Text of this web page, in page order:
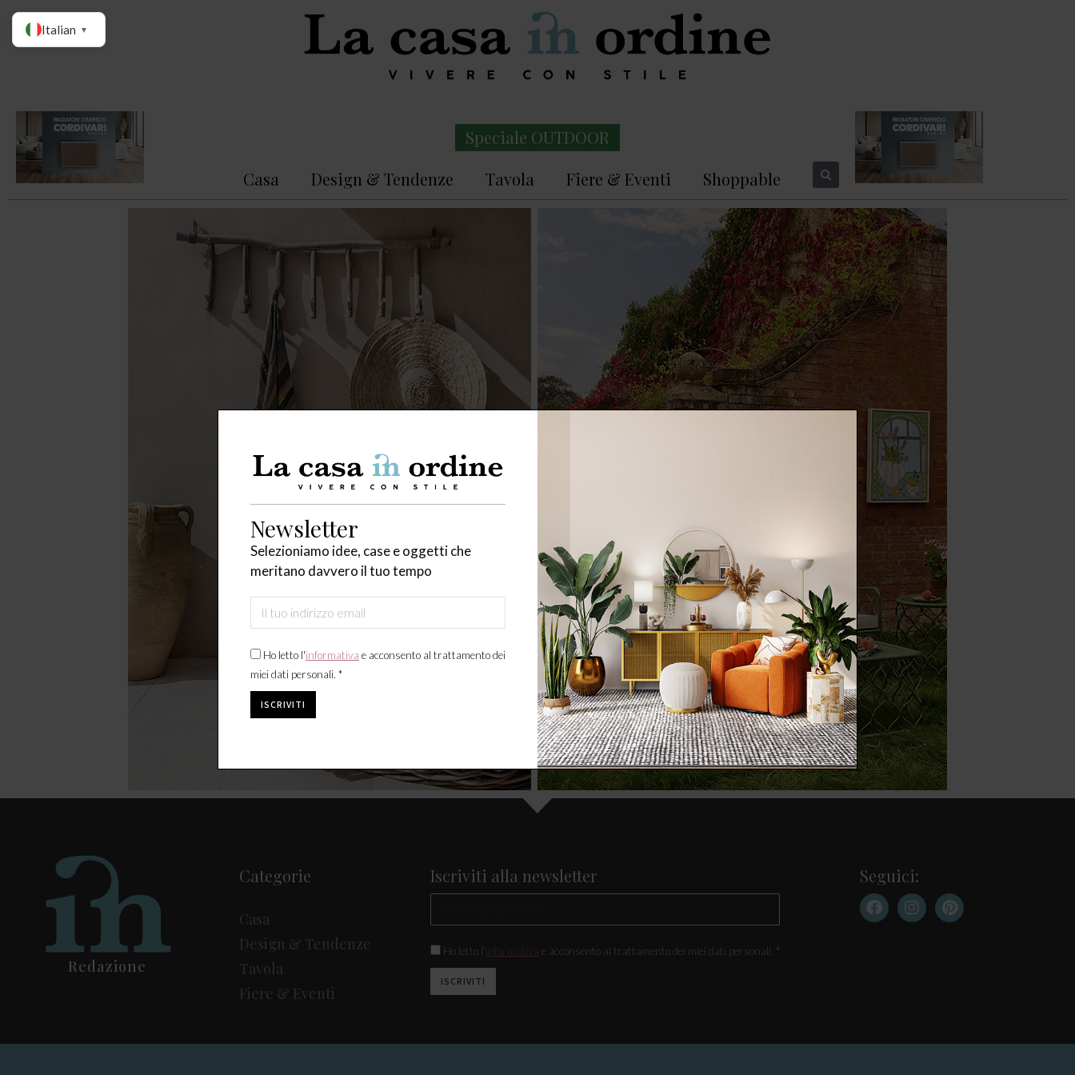
Speciale OUTDOOR
Casa
Design & Tendenze Tavola Fiere & Eventi Shoppable
Redazione
Categorie
Casa
Design & Tendenze
Tavola
Fiere & Eventi
Iscriviti alla newsletter
Ho letto l'informativa e acconsento al trattamento dei miei dati personali. *
Seguici:
Italian ▼
Newsletter
Selezioniamo idee, case e oggetti che
meritano davvero il tuo tempo
Ho letto l'informativa e acconsento al trattamento dei
miei dati personali. *